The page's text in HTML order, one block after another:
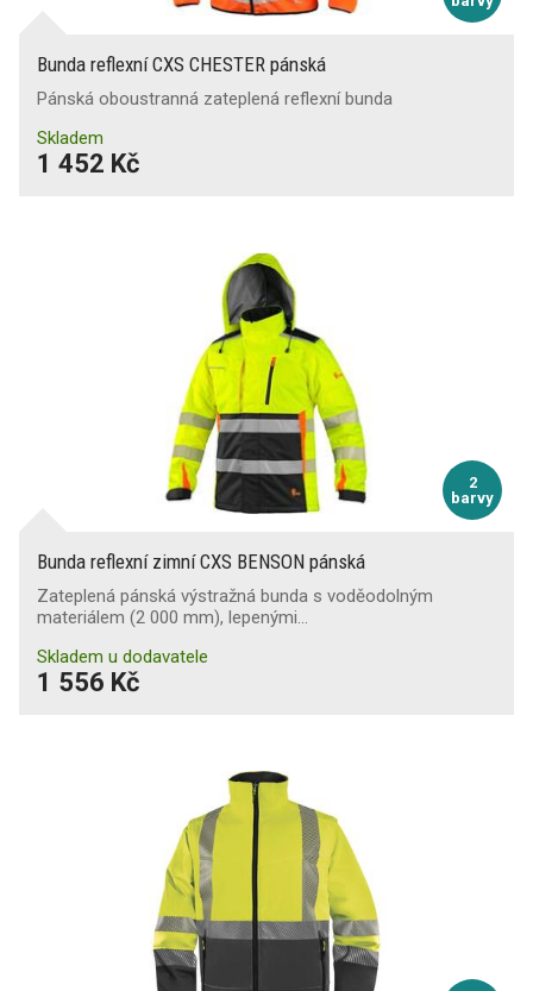
Bunda reflexní CXS CHESTER pánská
Pánská oboustranná zateplená reflexní bunda
Skladem
1 452 Kč
2
barvy
Bunda reflexní zimní CXS BENSON pánská
Zateplená pánská výstražná bunda s voděodolným
materiálem (2 000 mm), lepenými…
Skladem u dodavatele
1 556 Kč